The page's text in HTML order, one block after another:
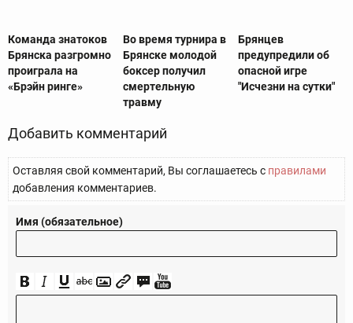
Команда знатоков
Брянска разгромно
проиграла на
«Брэйн ринге»
Во время турнира в
Брянске молодой
боксер получил
смертельную
травму
Брянцев
предупредили об
опасной игре
"Исчезни на сутки"
Добавить комментарий
Оставляя свой комментарий, Вы соглашаетесь с правилами
добавления комментариев.
Имя (обязательное)